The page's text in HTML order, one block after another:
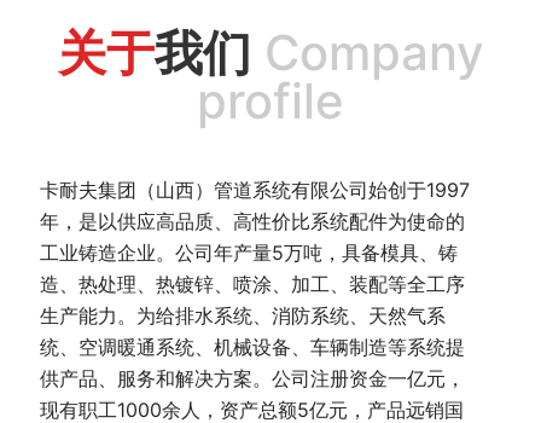
关于我们 Company
profile
卡耐夫集团（山西）管道系统有限公司始创于1997
年，是以供应高品质、高性价比系统配件为使命的
工业铸造企业。公司年产量5万吨，具备模具、铸
造、热处理、热镀锌、喷涂、加工、装配等全工序
生产能力。为给排水系统、消防系统、天然气系
统、空调暖通系统、机械设备、车辆制造等系统提
供产品、服务和解决方案。公司注册资金一亿元，
现有职工1000余人，资产总额5亿元，产品远销国